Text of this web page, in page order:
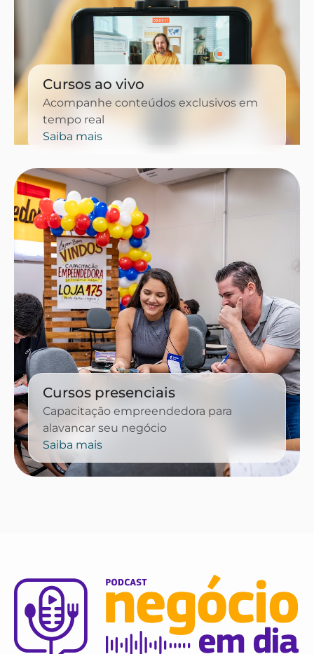
Cursos ao vivo
Acompanhe conteúdos exclusivos em
tempo real
Saiba mais
Cursos presenciais
Capacitação empreendedora para
alavancar seu negócio
Saiba mais